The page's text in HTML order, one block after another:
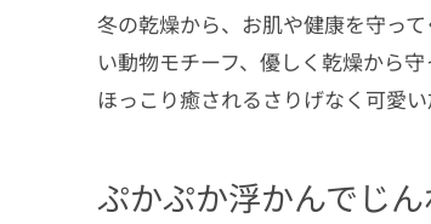
冬の乾燥から、お肌や健康を守っ
い動物モチーフ、優しく乾燥から
ほっこり癒されるさりげなく可愛い
ぷかぷか浮かんでじ